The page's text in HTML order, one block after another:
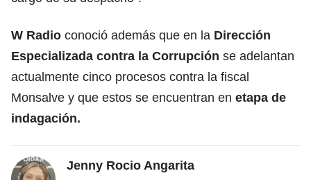
W Radio conoció además que en la Dirección
Especializada contra la Corrupción se adelantan
actualmente cinco procesos contra la fiscal
Monsalve y que estos se encuentran en etapa de
indagación.
Jenny Rocio Angarita